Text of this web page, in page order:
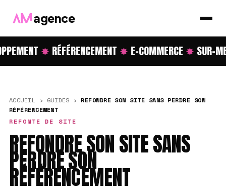
agence
✸RÉFÉRENCEMENT✸E-COMMERCE✸SUR-
ACCUEIL › GUIDES › REFONDRE SON SITE SANS PERDRE SON
RÉFÉRENCEMENT
REFONTE DE SITE
REFONDRE SON SITE SANS
PERDRE SON
RÉFÉRENCEMENT